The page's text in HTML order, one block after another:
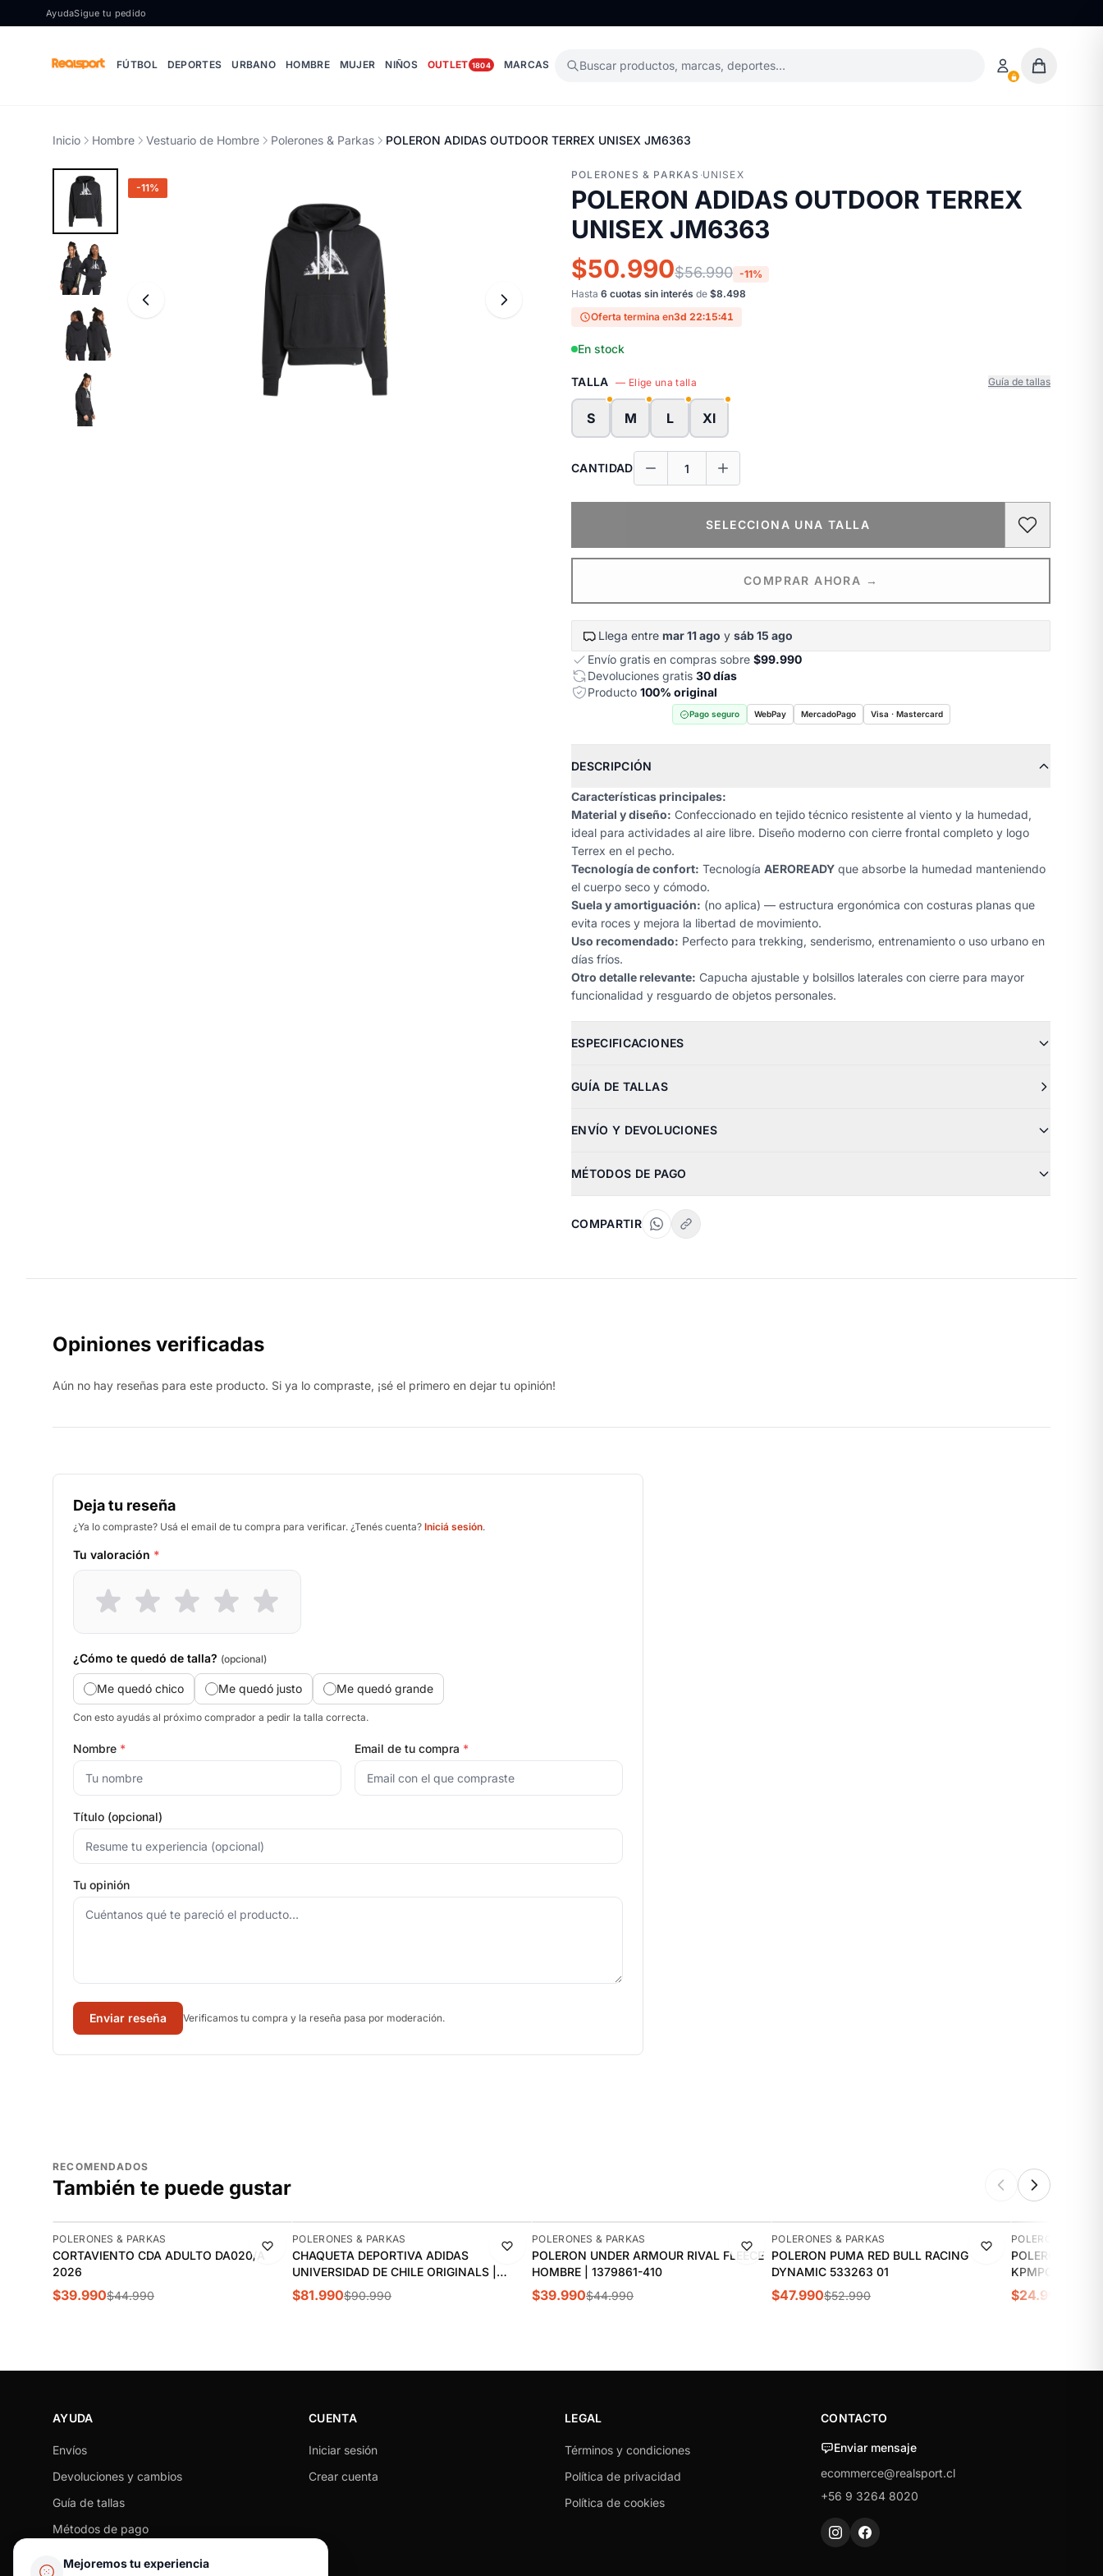
Ir al contenido
Mejoremos tu experiencia
AyudaSigue tu pedido
FÚTBOL DEPORTES URBANO HOMBRE MUJER NIÑOS OUTLET 1804 MARCAS Buscar productos, marcas, deportes…
Inicio Hombre Vestuario de Hombre Polerones & Parkas POLERON ADIDAS OUTDOOR TERREX UNISEX JM6363
-11%
POLERONES & PARKAS ·UNISEX
POLERON ADIDAS OUTDOOR TERREX
UNISEX JM6363
$50.990$56.990 -11%
Hasta 6 cuotas sin interés de $8.498
Oferta termina en3d 22:15:40
En stock
TALLA — Elige una talla Guía de tallas
S M L Xl
CANTIDAD
SELECCIONA UNA TALLA
COMPRAR AHORA →
Llega entre mar 11 ago y sáb 15 ago
Envío gratis en compras sobre $99.990
Devoluciones gratis 30 días
Producto 100% original
Pago seguro WebPay MercadoPago Visa · Mastercard
DESCRIPCIÓN
Características principales:
Material y diseño: Confeccionado en tejido técnico resistente al viento y la humedad,
ideal para actividades al aire libre. Diseño moderno con cierre frontal completo y logo
Terrex en el pecho.
Tecnología de confort: Tecnología AEROREADY que absorbe la humedad manteniendo
el cuerpo seco y cómodo.
Suela y amortiguación: (no aplica) — estructura ergonómica con costuras planas que
evita roces y mejora la libertad de movimiento.
Uso recomendado: Perfecto para trekking, senderismo, entrenamiento o uso urbano en
días fríos.
Otro detalle relevante: Capucha ajustable y bolsillos laterales con cierre para mayor
funcionalidad y resguardo de objetos personales.
ESPECIFICACIONES
GUÍA DE TALLAS
ENVÍO Y DEVOLUCIONES
MÉTODOS DE PAGO
COMPARTIR
Opiniones verificadas
Aún no hay reseñas para este producto. Si ya lo compraste, ¡sé el primero en dejar tu opinión!
Deja tu reseña
¿Ya lo compraste? Usá el email de tu compra para verificar. ¿Tenés cuenta? Iniciá sesión.
Tu valoración *
¿Cómo te quedó de talla? (opcional)
Me quedó chico Me quedó justo Me quedó grande
Con esto ayudás al próximo comprador a pedir la talla correcta.
Nombre * Email de tu compra *
Título (opcional)
Tu opinión
Enviar reseña Verificamos tu compra y la reseña pasa por moderación.
RECOMENDADOS
También te puede gustar
-11%
POLERONES & PARKAS
CORTAVIENTO CDA ADULTO DA020/A
2026
$39.990$44.990
-10%
POLERONES & PARKAS
CHAQUETA DEPORTIVA ADIDAS
UNIVERSIDAD DE CHILE ORIGINALS |
JZ7326
$81.990$90.990
-11%
POLERONES & PARKAS
POLERON UNDER ARMOUR RIVAL FLEECE
HOMBRE | 1379861-410
$39.990$44.990
-9%
POLERONES & PARKAS
POLERON PUMA RED BULL RACING
DYNAMIC 533263 01
$47.990$52.990
-31%
POLERONES &
POLERON
$24.990
AYUDA
Envíos
Devoluciones y cambios
Guía de tallas
Métodos de pago
CUENTA
Iniciar sesión
Crear cuenta
LEGAL
Términos y condiciones
Política de privacidad
Política de cookies
CONTACTO
Enviar mensaje
ecommerce@realsport.cl
+56 9 3264 8020